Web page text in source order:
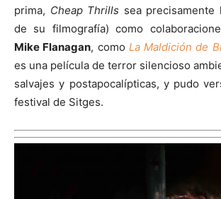
prima, Cheap Thrills sea precisamente
de su filmografía) como
Mike Flanagan, como La Maldición de
es una película de terror silencioso
salvajes y postapocalípticas, y pudo
festival de Sitges.